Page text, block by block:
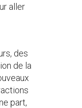
aller
des
de la
part,